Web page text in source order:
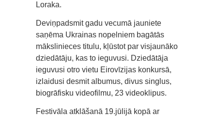
Loraka.
Deviņpadsmit gadu vecumā jauniete
saņēma Ukrainas nopelniem bagātās
mākslinieces titulu, kļūstot par visjaunāko
dziedātāju, kas to ieguvusi. Dziedātāja
ieguvusi otro vietu Eirovīzijas konkursā,
izlaidusi desmit albumus, divus singlus,
biogrāfisku videofilmu, 23 videoklipus.
Festivāla atklāšanā 19.jūlijā kopā ar